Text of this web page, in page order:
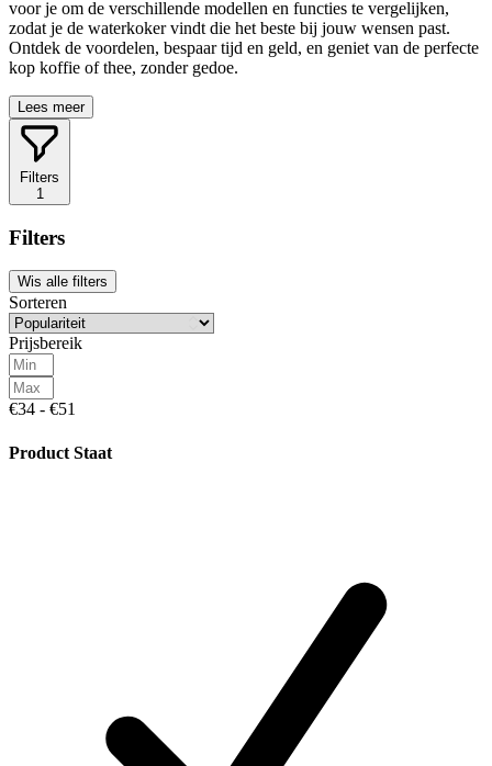
voor je om de verschillende modellen en functies te vergelijken,
zodat je de waterkoker vindt die het beste bij jouw wensen past.
Ontdek de voordelen, bespaar tijd en geld, en geniet van de perfecte
kop koffie of thee, zonder gedoe.
Lees meer
Filters
1
Filters
Wis alle filters
Sorteren
Prijsbereik
€34 - €51
Product Staat